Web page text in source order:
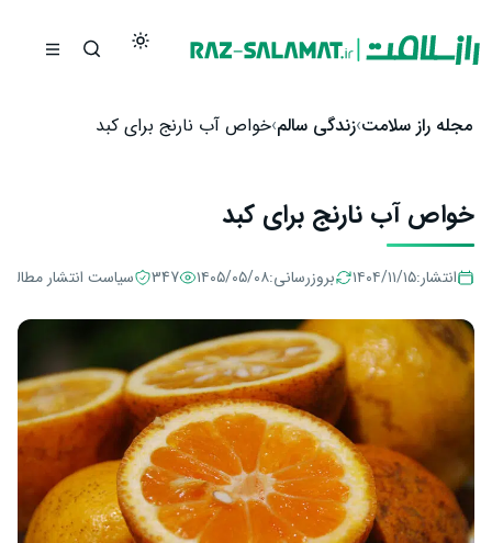
مجله راز سلامت زندگی سالم خواص آب نارنج برای کبد
خواص آب نارنج برای کبد
انتشار:۱۴۰۴/۱۱/۱۵ بروزرسانی:۱۴۰۵/۰۵/۰۸ 347 سیاست انتشار مطالب